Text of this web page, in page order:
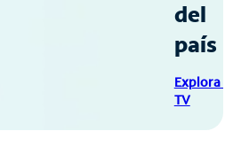
del
país
Explora
TV